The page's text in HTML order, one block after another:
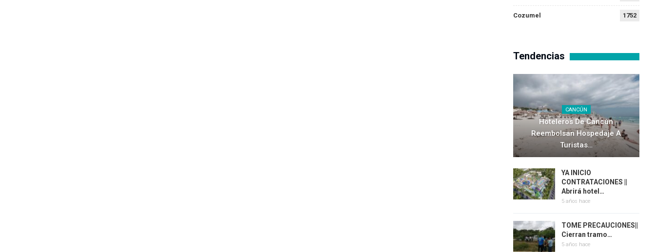
Cozumel 1752
Tendencias
CANCÚN
Hoteleros De Cancún
Reembolsan Hospedaje A
Turistas…
YA INICIO
CONTRATACIONES ||
Abrirá hotel…
5 años hace
TOME PRECAUCIONES||
Cierran tramo…
5 años hace